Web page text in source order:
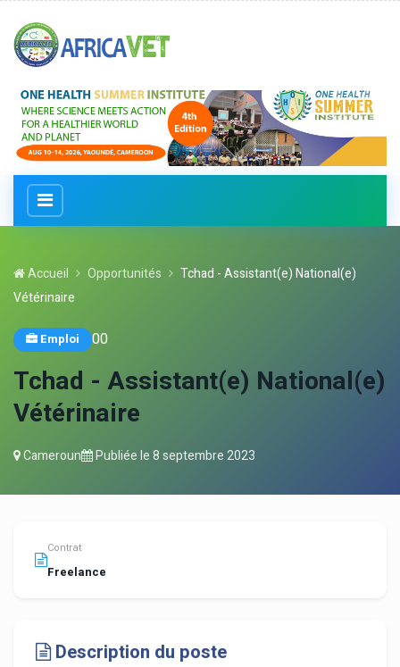
Accueil Opportunités
Tchad - Assistant(e) National(e)
Vétérinaire
Emploi 00
Tchad - Assistant(e) National(e)
Vétérinaire
Cameroun Publiée le8 septembre 2023
Contrat
Freelance
Description du poste